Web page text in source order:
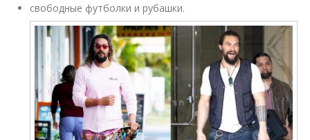
свободные футболки и рубашки.